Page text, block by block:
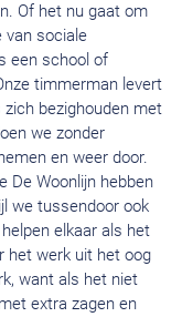
Of het nu gaat om
van sociale
een school of
timmerman levert
zich bezighouden met
we zonder
en weer door.
De Woonlijn hebben
we tussendoor ook
elkaar als het
het werk uit het oog
want als het niet
extra zagen en